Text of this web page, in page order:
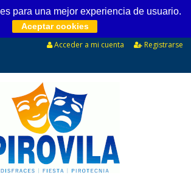
para una mejor experiencia de usuario.
Aceptar cookies
Acceder a mi cuenta
Registrarse